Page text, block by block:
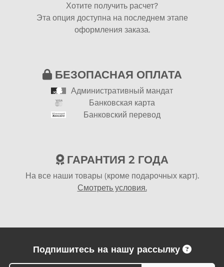
Хотите получить расчет?
Эта опция доступна на последнем этапе
оформления заказа.
БЕЗОПАСНАЯ ОПЛАТА
Административный мандат
Банковская карта
Банковский перевод
ГАРАНТИЯ 2 ГОДА
На все наши товары (кроме подарочных карт).
Смотреть условия.
Подпишитесь на нашу рассылку